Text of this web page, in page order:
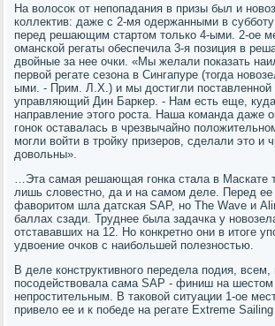
На волосок от непопадания в призы был и
коллектив: даже с 2-мя одержанными в
перед решающим стартом только 4-ыми. 2-ое
оманской регаты обеспечила 3-я позиция в
двойные за нее очки. «Мы желали показать
первой регате сезона в Сингапуре (тогда
ыми. - Прим. Л.Х.) и мы достигли поставленной
управляющий Дин Баркер. - Нам есть еще,
направление этого роста. Наша команда даже
гонок оставалась в чрезвычайно
могли войти в тройку призеров, сделали это и
довольны».
…Эта самая решающая гонка стала в Маскате
лишь словестно, да и на самом деле. Перед ее
фаворитом шла датская SAP, но The Wave и
баллах сзади. Труднее была задачка у
отстававших на 12. Но конкретно они в итоге
удвоение очков с наибольшей полезностью.
В деле конструктивного передела подия, всем,
посодействовала сама SAP - финиш на
непростительным. В таковой ситуации 1-ое
привело ее и к победе на регате Extreme Sailing